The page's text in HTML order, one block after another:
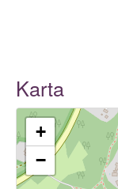
Karta
+
−